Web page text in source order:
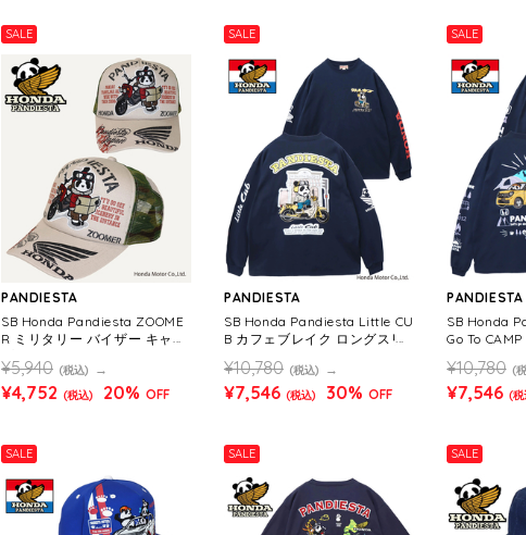
SALE
PANDIESTA
SB Honda Pandiesta ZOOME
R ミリタリー バイザー キャッ
S）
¥5,940 (税込)
¥4,752 (税込) 20% OFF
SALE
PANDIESTA
SB Honda Pandiesta Little CU
B カフェブレイク ロングスリ
WOMENS)
¥10,780 (税込)
¥7,546 (税込) 30% OFF
SALE
PANDIESTA
SB Honda
Go To
NS)
¥10,780 (
¥7,546 (税
SALE SALE SALE